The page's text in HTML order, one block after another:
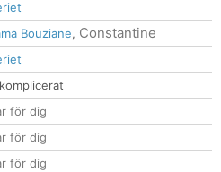
Bouziane, Constantine
för dig
för dig
för dig